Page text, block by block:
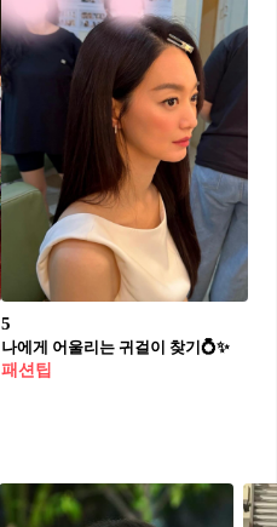
5
나에게 어울리는 귀걸이 찾기💍✨
패션팁